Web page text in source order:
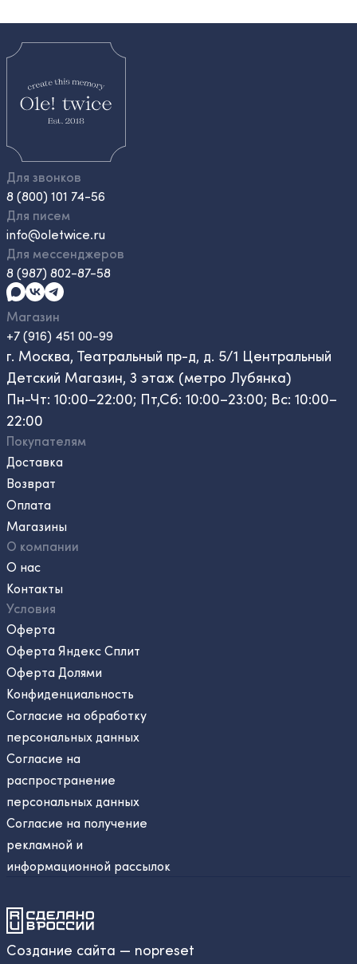
Для звонков
8 (800) 101 74-56
Для писем
info@oletwice.ru
Для мессенджеров
8 (987) 802-87-58
Магазин
+7 (916) 451 00-99
г. Москва, Театральный пр-д, д. 5/1 Центральный
Детский Магазин, 3 этаж (метро Лубянка)
Пн-Чт: 10:00–22:00; Пт,Сб: 10:00–23:00; Вс: 10:00–
22:00
Покупателям
Доставка
Возврат
Оплата
Магазины
О компании
О нас
Контакты
Условия
Оферта
Оферта Яндекс Сплит
Оферта Долями
Конфиденциальность
Согласие на обработку
персональных данных
Согласие на
распространение
персональных данных
Согласие на получение
рекламной и
информационной рассылок
Создание сайта — nopreset